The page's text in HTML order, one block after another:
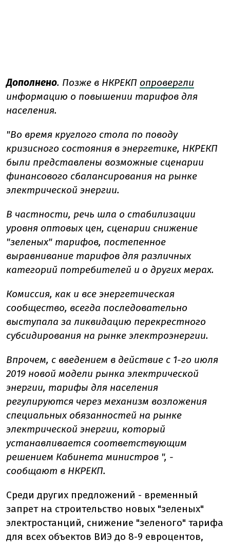
Дополнено. Позже в НКРЕКП опровергли
информацию о повышении тарифов для
населения.
"Во время круглого стола по поводу
кризисного состояния в энергетике, НКРЕКП
были представлены возможные сценарии
финансового сбалансирования на рынке
электрической энергии.
В частности, речь шла о стабилизации
уровня оптовых цен, сценарии снижение
"зеленых" тарифов, постепенное
выравнивание тарифов для различных
категорий потребителей и о других мерах.
Комиссия, как и все энергетическая
сообщество, всегда последовательно
выступала за ликвидацию перекрестного
субсидирования на рынке электроэнергии.
Впрочем, с введением в действие с 1-го июля
2019 новой модели рынка электрической
энергии, тарифы для населения
регулируются через механизм возложения
специальных обязанностей на рынке
электрической энергии, который
устанавливается соответствующим
решением Кабинета министров ", -
сообщают в НКРЕКП.
Среди других предложений - временный
запрет на строительство новых "зеленых"
электростанций, снижение "зеленого" тарифа
для всех объектов ВИЭ до 8-9 евроцентов,